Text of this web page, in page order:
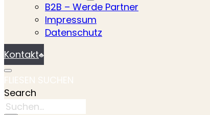
B2B – Werde Partner
Impressum
Datenschutz
Kontakt
Search